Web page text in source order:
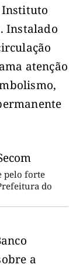
Instituto
Instalado
atenção
pelo forte
do
a